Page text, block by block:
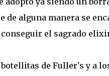
de alguna manera se
el sagrado
de Fuller's y a